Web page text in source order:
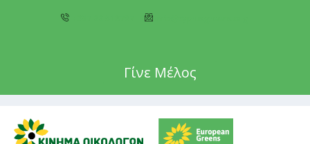
Γίνε Μέλος